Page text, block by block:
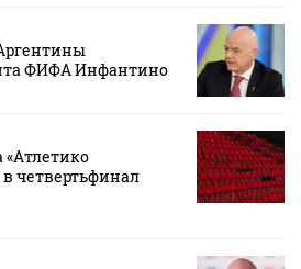
ФИФА Инфантино
«Атлетико
четвертьфинал